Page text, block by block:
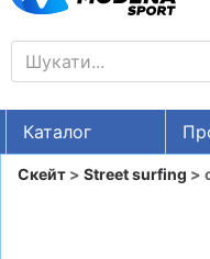
Каталог
UA RU EN
Скейт > Street surfing >